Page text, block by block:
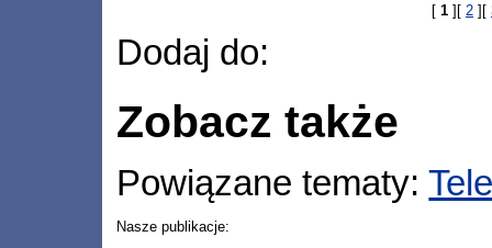
[ 1 ][ 2 ][
Dodaj do:
Zobacz także
Powiązane tematy:
Nasze publikacje: